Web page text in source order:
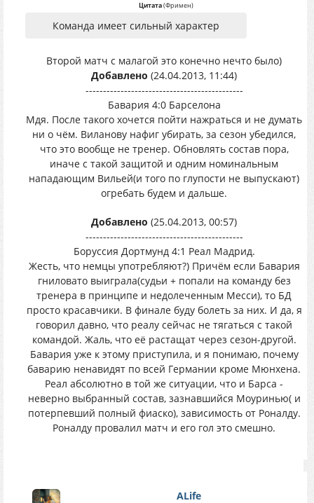
Цитата(Фримен)
Команда имеет сильный характер
Второй матч с малагой это конечно нечто было)
Добавлено (24.04.2013, 11:44)
---------------------------------------------
Бавария 4:0 Барселона
Мдя. После такого хочется пойти нажраться и не думать
ни о чём. Виланову нафиг убирать, за сезон убедился,
что это вообще не тренер. Обновлять состав пора,
иначе с такой защитой и одним номинальным
нападающим Вильей(и того по глупости не выпускают)
огребать будем и дальше.
Добавлено (25.04.2013, 00:57)
---------------------------------------------
Боруссия Дортмунд 4:1 Реал Мадрид.
Жесть, что немцы употребляют?) Причём если Бавария
гниловато выиграла(судьи + попали на команду без
тренера в принципе и недолеченным Месси), то БД
просто красавчики. В финале буду болеть за них. И да, я
говорил давно, что реалу сейчас не тягаться с такой
командой. Жаль, что её растащат через сезон-другой.
Бавария уже к этому приступила, и я понимаю, почему
баварию ненавидят по всей Германии кроме Мюнхена.
Реал абсолютно в той же ситуации, что и Барса -
неверно выбранный состав, зазнавшийся Моуринью( и
потерпевший полный фиаско), зависимость от Роналду.
Роналду провалил матч и его гол это смешно.
ALife